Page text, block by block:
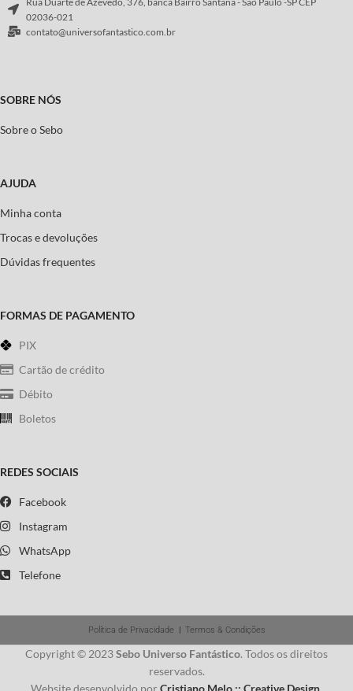
02036-021
contato@universofantastico.com.br
SOBRE NÓS
Sobre o Sebo
AJUDA
Minha conta
Trocas e devoluções
Dúvidas frequentes
FORMAS DE PAGAMENTO
PIX
Cartão de crédito
Débito
Boletos
REDES SOCIAIS
Facebook
Instagram
WhatsApp
Telefone
Política de Privacidade | Termos & Condições
Copyright © 2023Sebo Universo Fantástico. Todos os direitos
reservados.
Website desenvolvido por Cristiano Melo :: Creative Design